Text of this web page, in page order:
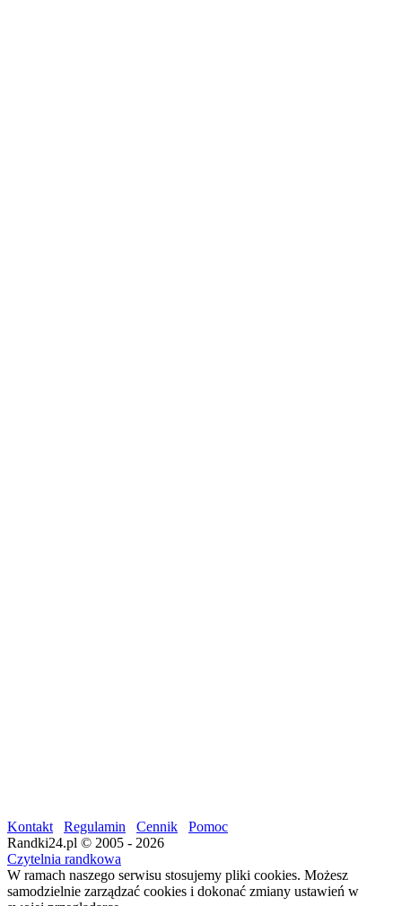
Kontakt Regulamin Cennik
Pomoc
Randki24.pl © 2005 - 2026
Czytelnia randkowa
W ramach naszego serwisu stosujemy pliki cookies. Możesz
samodzielnie zarządzać cookies i dokonać zmiany ustawień w